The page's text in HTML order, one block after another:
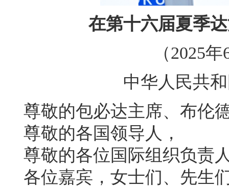
在第十六届夏季
（2025
中华人民共
尊敬的包必达主席、布伦
尊敬的各国领导人，
尊敬的各位国际组织负责
各位嘉宾，女士们、先生